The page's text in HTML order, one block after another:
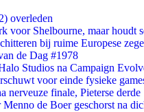
overleden
voor Shelbourne, maar houdt
bij ruime Europese
de Dag #1978
Studios na Campaign
voor einde fysieke
nerveuze finale, Pieterse derde
Menno de Boer geschorst na